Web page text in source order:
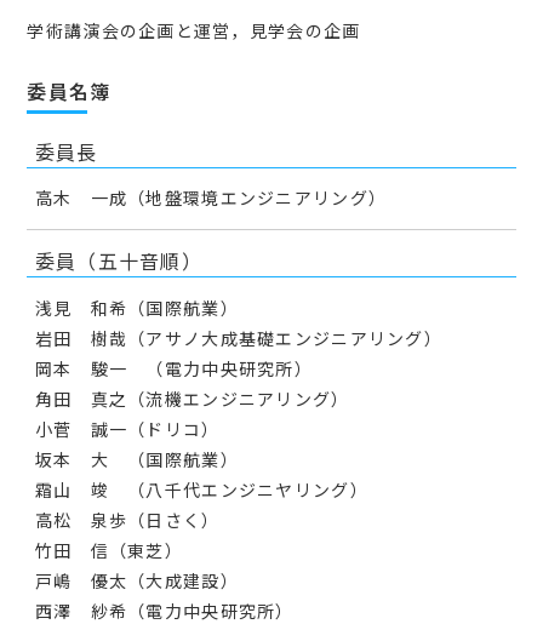
学術講演会の企画と運営，見学会の企画
委員名簿
委員長
高木 一成（地盤環境エンジニアリング）
委員（五十音順）
浅見 和希（国際航業）
岩田 樹哉（アサノ大成基礎エンジニアリング）
岡本 駿一 （電力中央研究所）
角田 真之（流機エンジニアリング）
小菅 誠一（ドリコ）
坂本 大 （国際航業）
霜山 竣 （八千代エンジニヤリング）
高松 泉歩（日さく）
竹田 信（東芝）
戸嶋 優太（大成建設）
西澤 紗希（電力中央研究所）